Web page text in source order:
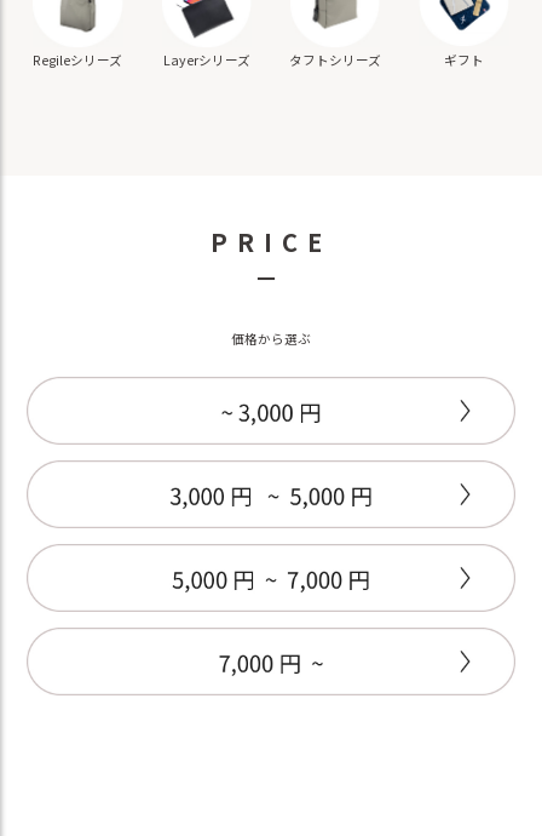
Regileシリーズ Layerシリーズ タフトシリーズ ギフト
PRICE
－
価格から選ぶ